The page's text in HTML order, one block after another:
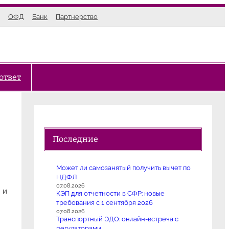
ОФД Банк Партнерство
и
Последние
Может ли самозанятый получить вычет по
НДФЛ
07.08.2026
КЭП для отчетности в СФР: новые
требования с 1 сентября 2026
07.08.2026
Транспортный ЭДО: онлайн-встреча с